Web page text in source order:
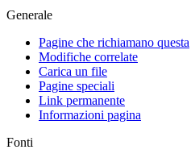
Generale
Pagine che richiamano questa
Modifiche correlate
Carica un file
Pagine speciali
Link permanente
Informazioni pagina
Fonti